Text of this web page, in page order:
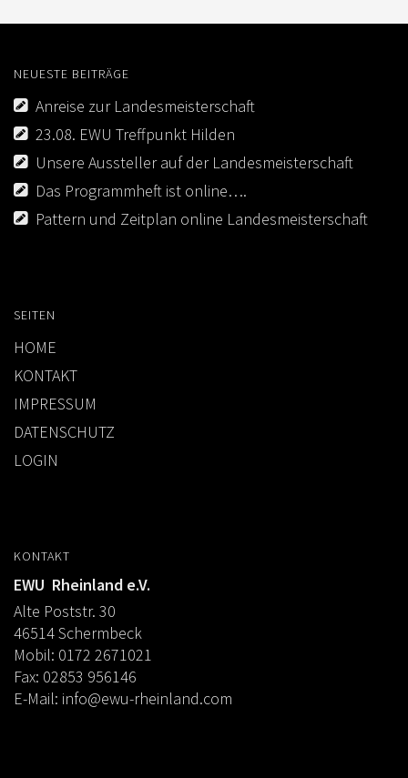
IMPRESSUM
DATENSCHUTZ
NEUESTE BEITRÄGE
Anreise zur Landesmeisterschaft
23.08. EWU Treffpunkt Hilden
Unsere Aussteller auf der Landesmeisterschaft
Das Programmheft ist online….
Pattern und Zeitplan online Landesmeisterschaft
SEITEN
HOME
KONTAKT
IMPRESSUM
DATENSCHUTZ
LOGIN
KONTAKT
EWU Rheinland e.V.
Alte Poststr. 30
46514 Schermbeck
Mobil: 0172 2671021
Fax: 02853 956146
E-Mail: info@ewu-rheinland.com